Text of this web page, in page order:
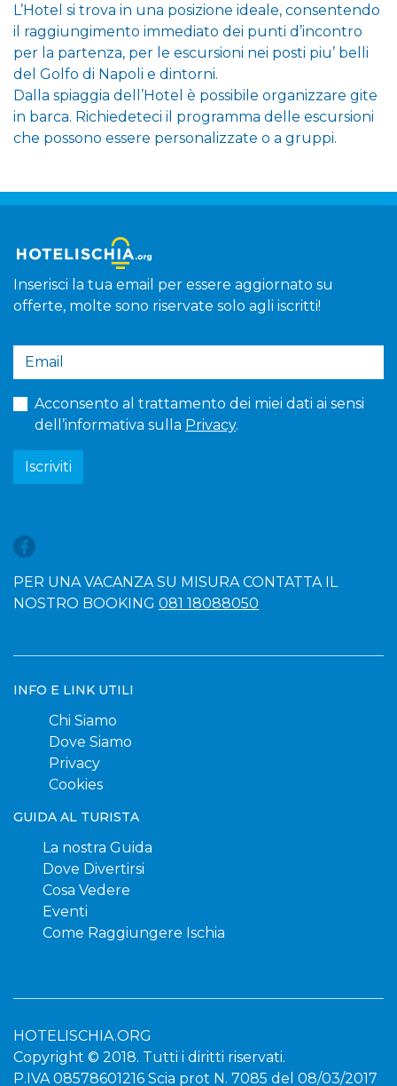
L’Hotel si trova in una posizione ideale, consentendo
il raggiungimento immediato dei punti d’incontro
per la partenza, per le escursioni nei posti piu’ belli
del Golfo di Napoli e dintorni.
Dalla spiaggia dell’Hotel è possibile organizzare gite
in barca. Richiedeteci il programma delle escursioni
che possono essere personalizzate o a gruppi.
Inserisci la tua email per essere aggiornato su
offerte, molte sono riservate solo agli iscritti!
Acconsento al trattamento dei miei dati ai sensi
dell’informativa sulla Privacy.
Iscriviti
PER UNA VACANZA SU MISURA CONTATTA IL
NOSTRO BOOKING 081 18088050
INFO E LINK UTILI
Chi Siamo
Dove Siamo
Privacy
Cookies
GUIDA AL TURISTA
La nostra Guida
Dove Divertirsi
Cosa Vedere
Eventi
Come Raggiungere Ischia
HOTELISCHIA.ORG
Copyright © 2018. Tutti i diritti riservati.
P.IVA 08578601216 Scia prot N. 7085 del 08/03/2017